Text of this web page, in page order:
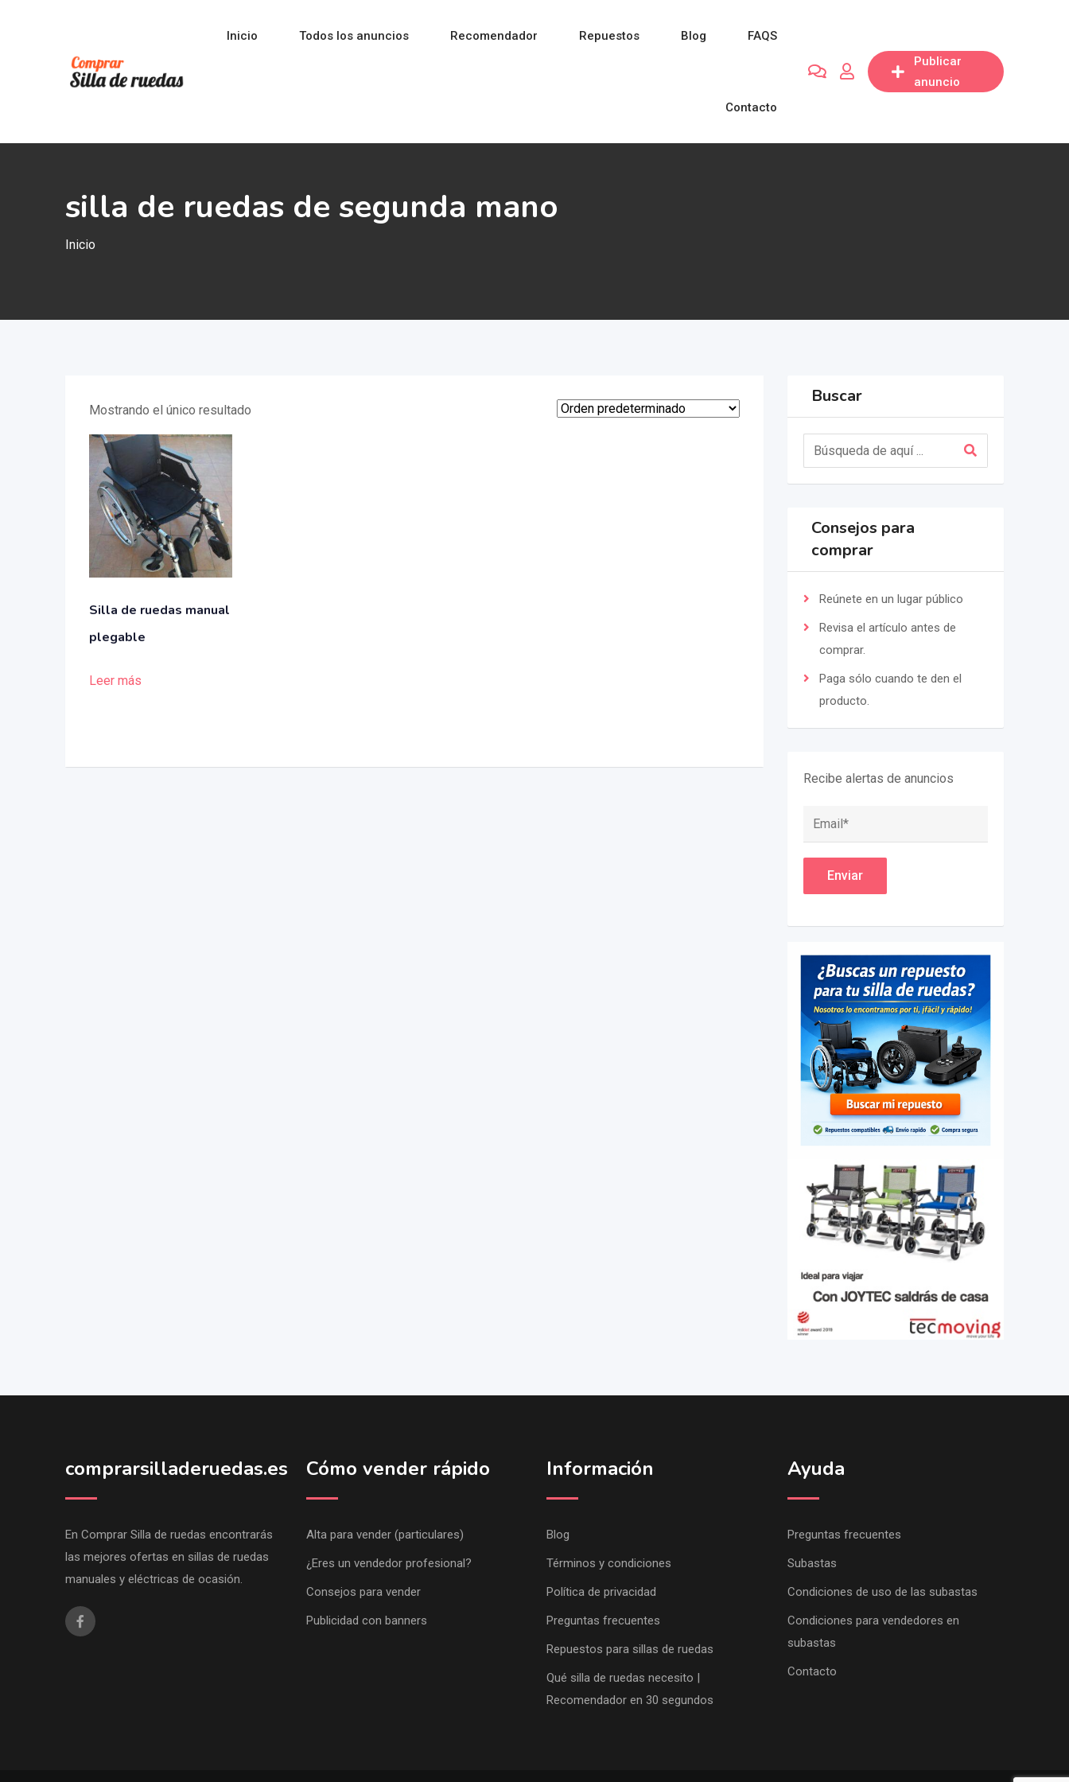
Inicio Todos los anuncios Recomendador Repuestos Blog FAQS
Contacto
Publicar
anuncio
silla de ruedas de segunda mano
Inicio
Mostrando el único resultado
Silla de ruedas manual
plegable
Leer más
Buscar
Consejos para
comprar
Reúnete en un lugar público
Revisa el artículo antes de
comprar.
Paga sólo cuando te den el
producto.
Recibe alertas de anuncios
comprarsilladeruedas.es
En Comprar Silla de ruedas encontrarás
las mejores ofertas en sillas de ruedas
manuales y eléctricas de ocasión.
Cómo vender rápido
Alta para vender (particulares)
¿Eres un vendedor profesional?
Consejos para vender
Publicidad con banners
Información
Blog
Términos y condiciones
Política de privacidad
Preguntas frecuentes
Repuestos para sillas de ruedas
Qué silla de ruedas necesito |
Recomendador en 30 segundos
Ayuda
Preguntas frecuentes
Subastas
Condiciones de uso de las subastas
Condiciones para vendedores en
subastas
Contacto